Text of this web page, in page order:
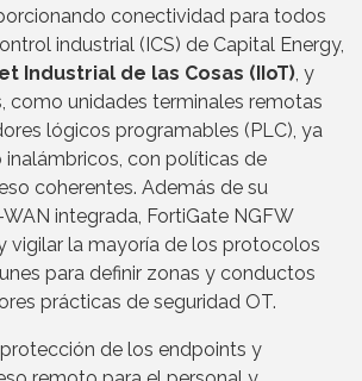
conectividad para todos
industrial (ICS) de Capital Energy,
Industrial de las Cosas (IIoT), y
como unidades terminales remotas
lógicos programables (PLC), ya
inalámbricos, con políticas de
coherentes. Además de su
integrada, FortiGate NGFW
vigilar la mayoría de los protocolos
para definir zonas y conductos
prácticas de seguridad OT.
de los endpoints y